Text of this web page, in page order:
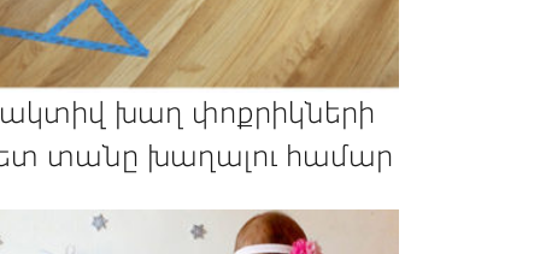
ակտիվ խաղ փոքրիկների
տանը խաղալու համար